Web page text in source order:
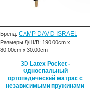
Бренд: CAMP DAVID ISRAEL
Размеры Д/Ш/В: 190.00cm x
80.00cm x 30.00cm
3D Latex Pocket -
Односпальный
ортопедический матрас с
независимыми пружинами